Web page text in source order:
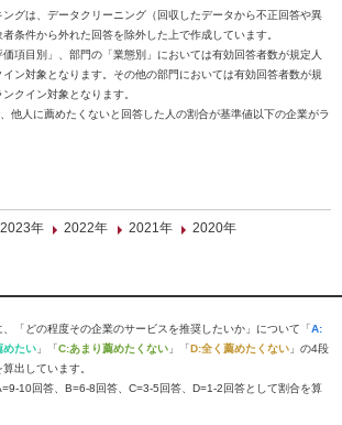
グは、データクリーニング（回収したデータから不正回答や異
条件から外れた回答を除外した上で作成しています。
項目別」、部門の「業態別」においては有効回答者数が規定人
ン対象となります。その他の部門においては有効回答者数が規
クイン対象となります。
他人に薦めたくないと回答した人の割合が基準値以下の企業がラ
2023年 2022年 2021年 2020年
「どの程度その企業のサービスを推奨したいか」について「A:
めたい 」「C:あまり薦めたくない 」「D:全く薦めたくない 」の4段
出しています。
10回答、B=6-8回答、C=3-5回答、D=1-2回答として割合を算